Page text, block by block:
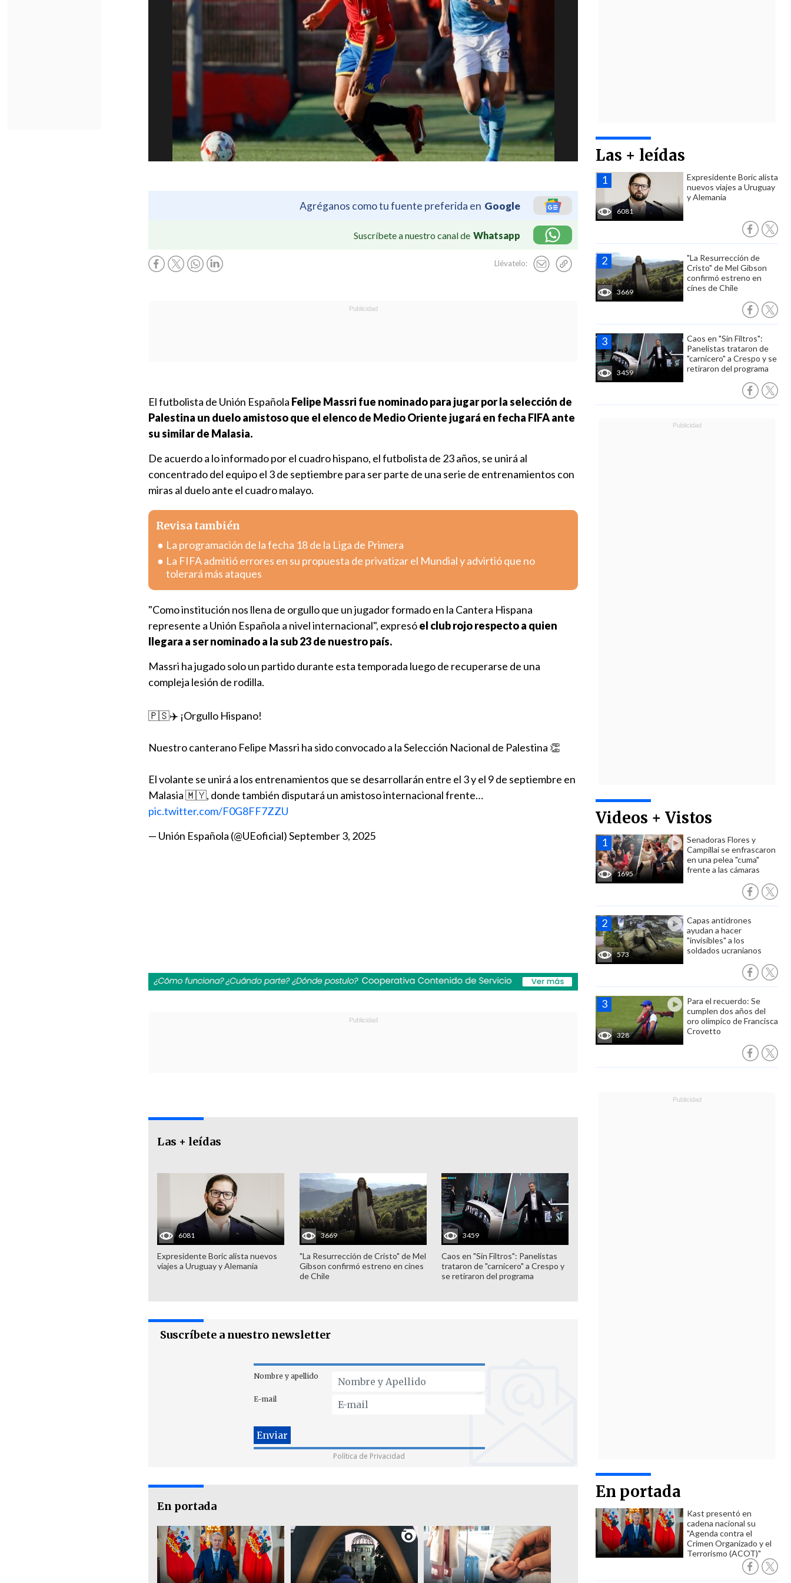
Agréganos como tu fuente preferida en Google
Suscríbete a nuestro canal de Whatsapp
Llévatelo:
Las + leídas
6081
Expresidente Boric alista
nuevos viajes a Uruguay
y Alemania
3669
"La Resurrección de
Cristo" de Mel Gibson
confirmó estreno en
cines de Chile
3459
Caos en "Sin Filtros":
Panelistas trataron de
"carnicero" a Crespo y se
retiraron del programa
Videos + Vistos
1695
Senadoras Flores y
Campillai se enfrascaron
en una pelea "cuma"
frente a las cámaras
573
Capas antidrones
ayudan a hacer
"invisibles" a los
soldados ucranianos
328
Para el recuerdo: Se
cumplen dos años del
oro olímpico de Francisca
Crovetto
En portada
Kast presentó en
cadena nacional su
"Agenda contra el
Crimen Organizado y el
Terrorismo (ACOT)"
El futbolista de Unión Española Felipe Massri fue nominado para jugar por la selección de
Palestina un duelo amistoso que el elenco de Medio Oriente jugará en fecha FIFA ante
su similar de Malasia.
De acuerdo a lo informado por el cuadro hispano, el futbolista de 23 años, se unirá al
concentrado del equipo el 3 de septiembre para ser parte de una serie de entrenamientos con
miras al duelo ante el cuadro malayo.
Revisa también
La programación de la fecha 18 de la Liga de Primera
La FIFA admitió errores en su propuesta de privatizar el Mundial y advirtió que no
tolerará más ataques
"Como institución nos llena de orgullo que un jugador formado en la Cantera Hispana
represente a Unión Española a nivel internacional", expresóel club rojo respecto a quien
llegara a ser nominado a la sub 23 de nuestro país.
Massri ha jugado solo un partido durante esta temporada luego de recuperarse de una
compleja lesión de rodilla.
🇵🇸✈️ ¡Orgullo Hispano!
Nuestro canterano Felipe Massri ha sido convocado a la Selección Nacional de Palestina 👏
El volante se unirá a los entrenamientos que se desarrollarán entre el 3 y el 9 de septiembre en
Malasia 🇲🇾, donde también disputará un amistoso internacional frente…
pic.twitter.com/F0G8FF7ZZU
— Unión Española (@UEoficial)September 3, 2025
Las + leídas
6081
Expresidente Boric alista nuevos
viajes a Uruguay y Alemania
3669
"La Resurrección de Cristo" de Mel
Gibson confirmó estreno en cines
de Chile
3459
Caos en "Sin Filtros": Panelistas
trataron de "carnicero" a Crespo y
se retiraron del programa
Suscríbete a nuestro newsletter
Nombre y apellido
E-mail
Política de Privacidad
En portada